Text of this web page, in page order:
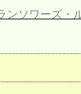
ンソワーズ・